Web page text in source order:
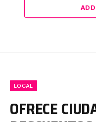
LOCAL
OFRECE